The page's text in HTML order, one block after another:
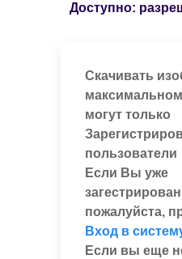
Доступно:
Скачивать
могут только
пользователи
Если Вы уже
пожалуйста,
Вход в
Если вы еще